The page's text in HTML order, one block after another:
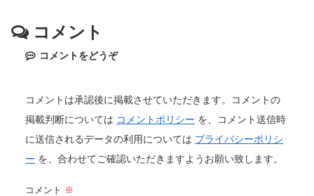
コメント
コメントをどうぞ
コメントは承認後に掲載させていただきます。コメントの
掲載判断については コメントポリシー を、コメント送信時
に送信されるデータの利用については プライバシーポリシ
ー を、合わせてご確認いただきますようお願い致します。
コメント ※